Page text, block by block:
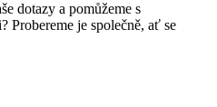
dotazy a pomůžeme s
Probereme je společně, ať se